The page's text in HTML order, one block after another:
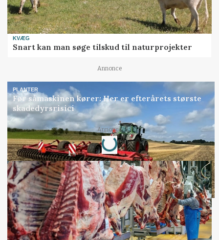
KVÆG
Snart kan man søge tilskud til naturprojekter
Annonce
PLANTER
Før såmaskinen kører: Her er efterårets største
skadedyrsrisici
Annonce
Loading...